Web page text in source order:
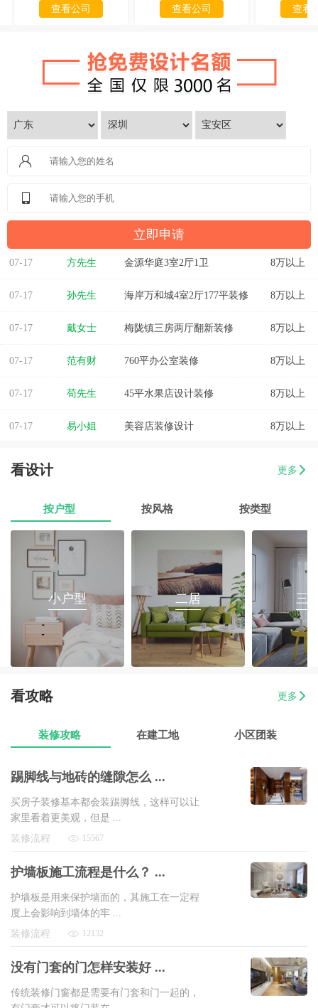
查看公司 查看公司 查看
07-17 方先生 金源华庭3室2厅1卫 8万以上
07-17 孙先生 海岸万和城4室2厅177平装修 8万以上
07-17 戴女士 梅陇镇三房两厅翻新装修 8万以上
07-17 范有财 760平办公室装修 8万以上
07-17 苟先生 45平水果店设计装修 8万以上
07-17 易小姐 美容店装修设计 8万以上
07-17 郭先生
07-17 朱小姐 560平办公室装修 8万以上
180平和盛花园设计装修 8万以上
07-17 董先生 万泰城4室2厅 202平 8万以上
07-17 葛小姐 榕城区榕江一品3室2厅1卫 8万以上
看设计 更多
按户型 按风格 按类型
小户型 二居 三
看攻略 更多
装修攻略 在建工地 小区团装
踢脚线与地砖的缝隙怎么 ...
买房子装修基本都会装踢脚线，这样可以让
家里看着更美观，但是 ...
装修流程
15567
护墙板施工流程是什么？ ...
护墙板是用来保护墙面的，其施工在一定程
度上会影响到墙体的牢 ...
装修流程
12132
没有门套的门怎样安装好 ...
传统装修门窗都是需要有门套和门一起的，